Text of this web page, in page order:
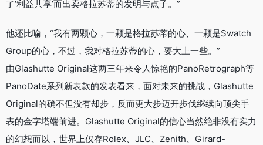
了‘利益共享’而出卖格拉苏蒂的发明与点子。”
他还比喻，“我有两颗心，一颗是格拉苏蒂的心、一颗是Swatch
Group的心，不过，我对格拉苏蒂的心，要大上一些。”
由Glashutte Original这两三年来令人惊艳的PanoRetrograph等
PanoDate系列新表款的发表看来，面对未来的挑战，Glashutte
Original的确不但没有却步，反而更大步迈开步伐继续向顶尖手
表的金字塔端前进。Glashutte Original的信心当然绝非没有实力
的幻想而以，世界上仅存Rolex、JLC、Zenith、Girard-